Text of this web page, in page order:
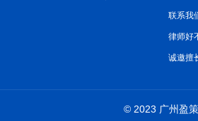
联系我
律师好
诚邀擅
© 2023 广州盈